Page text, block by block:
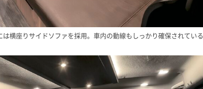
横座りサイドソファを採用。車内の動線もしっかり確保されている